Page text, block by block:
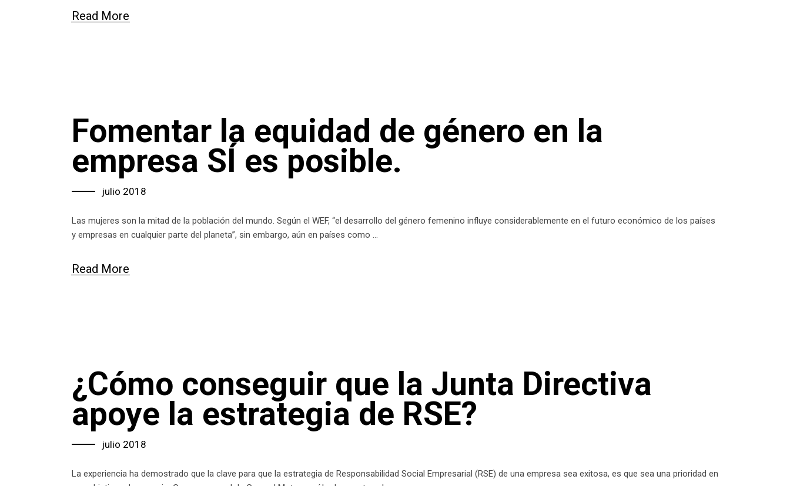
Read More
Fomentar la equidad de género en la
empresa SÍ es posible.
julio 2018
Las mujeres son la mitad de la población del mundo. Según el WEF, “el desarrollo del género femenino influye considerablemente en el futuro económico de los países
y empresas en cualquier parte del planeta”, sin embargo, aún en países como
Read More
¿Cómo conseguir que la Junta Directiva
apoye la estrategia de RSE?
julio 2018
La experiencia ha demostrado que la clave para que la estrategia de Responsabilidad Social Empresarial (RSE) de una empresa sea exitosa, es que sea una prioridad en